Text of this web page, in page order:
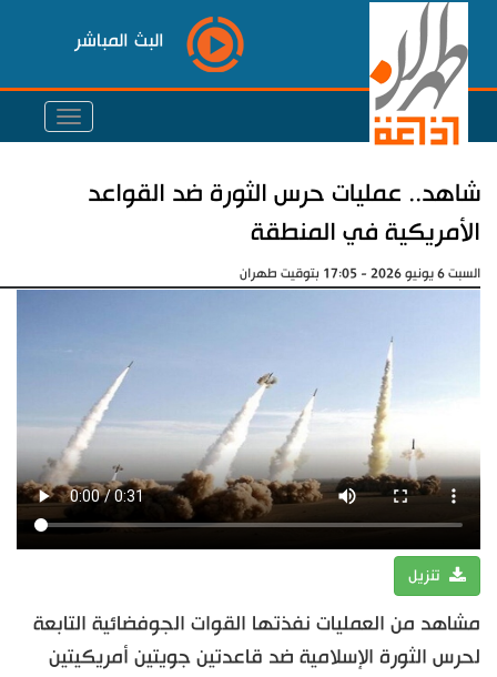
البث المباشر
شاهد.. عمليات حرس الثورة ضد القواعد
الأمريكية في المنطقة
السبت 6 يونيو 2026 - 17:05 بتوقيت طهران
تنزيل
مشاهد من العمليات نفذتها القوات الجوفضائية التابعة
لحرس الثورة الإسلامية ضد قاعدتين جويتين أمريكيتين